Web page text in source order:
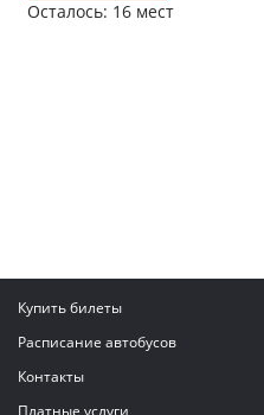
Осталось: 16 мест
Купить билеты
Расписание автобусов
Контакты
Платные услуги